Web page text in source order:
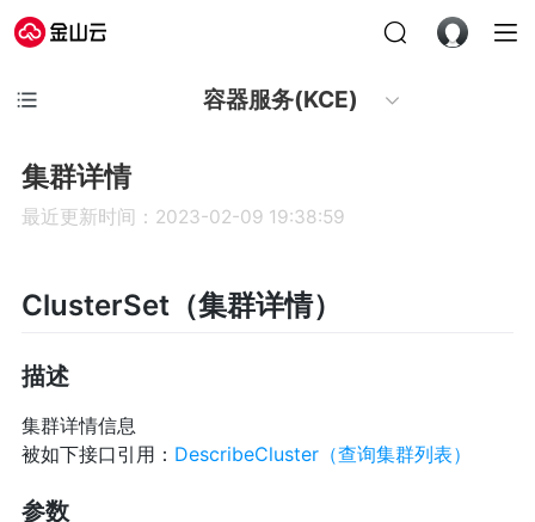
容器服务(KCE)
集群详情
最近更新时间：2023-02-09 19:38:59
ClusterSet（集群详情）
描述
集群详情信息
被如下接口引用： DescribeCluster（查询集群列表）
参数